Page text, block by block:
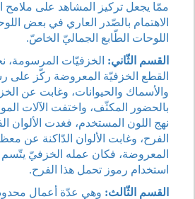
ممّا يجعل تركيز المشاهد على ملامح
الاهتمام بالصّدر العاري في بعض
اللوحات الطّابع الجماليّ الخاصّ.
القسم الثّاني: الخزفيّات المرسومة،
القطع الخزفيّة المعروضة ركّز على
والأسماك والحيوانات، وغابت عن
بالحضور المكثّف، واختفت الآلات
نهج اللون المستخدم، فغدت الألوان
الفرح، وغابت الألوان الدّاكنة عن
المعروضة، فكان عمله الخزفيّ يتّسم
استخدام رموز تحمل هذا الفرح.
القسم الثّالث: وهي عدّة أعمال